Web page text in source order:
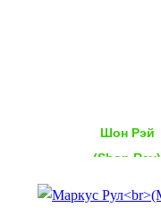
Шон Рэй
(Shon Ray)